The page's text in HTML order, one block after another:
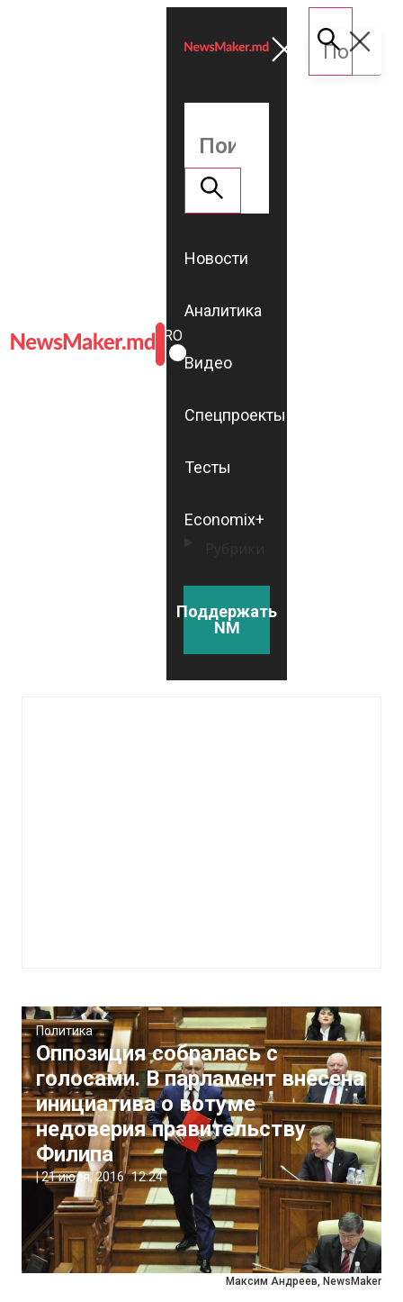
ROMÂNĂ
RU
Новости
Аналитика
Видео
Спецпроекты
Тесты
Economix+
Поддержать
NM
Максим Андреев, NewsMaker
Политика
Оппозиция собралась с
голосами. В парламент внесена
инициатива о вотуме
недоверия правительству
Филипа
|21 июля, 2016 12:24